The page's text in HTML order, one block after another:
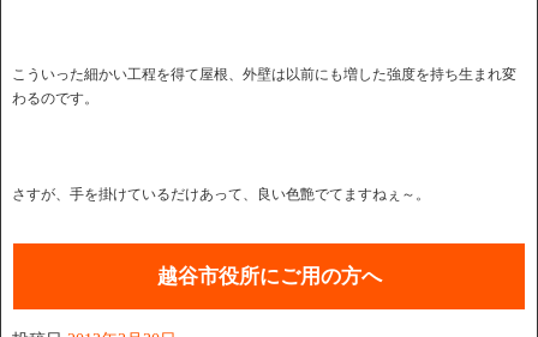
こういった細かい工程を得て屋根、外壁は以前にも増した強度を持ち生まれ変
わるのです。
さすが、手を掛けているだけあって、良い色艶でてますねぇ～。
越谷市役所にご用の方へ